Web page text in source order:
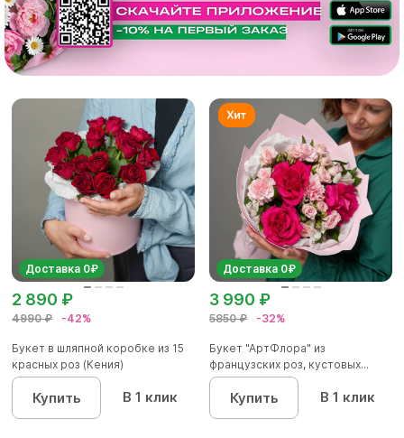
Доставка 0₽
4990 ₽ -42%
2 890 ₽
Букет в шляпной коробке из 15
красных роз (Кения)
Купить В 1 клик
Доставка 0₽
5850 ₽ -32%
3 990 ₽
Букет "АртФлора" из
французских роз, кустовых...
Купить В 1 клик